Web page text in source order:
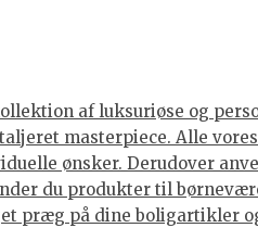
af luksuriøse og
masterpiece. Alle
ønsker. Derudover
du produkter til
præg på dine boligartikler